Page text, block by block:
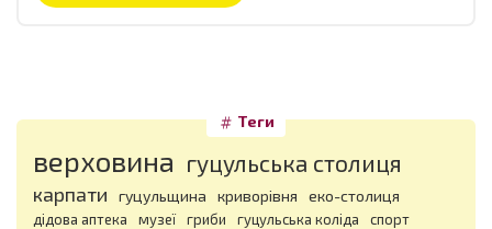
Теги
верховина гуцульська столиця
карпати гуцульщина криворівня еко-столиця
дідова аптека музеї гриби гуцульська коліда
спорт